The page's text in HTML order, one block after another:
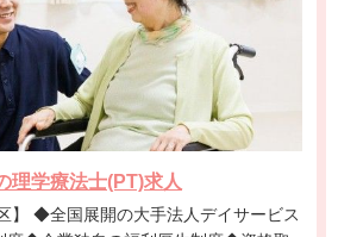
理学療法士(PT)求人
ービス